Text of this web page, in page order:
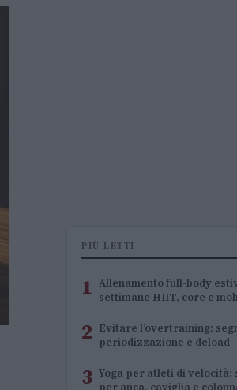
PIÙ LETTI
1 Allenamento full-body
settimane HIIT, core e
2 Evitare l’overtraining:
periodizzazione e deload
3 Yoga per atleti di velocità:
per anca, caviglia e